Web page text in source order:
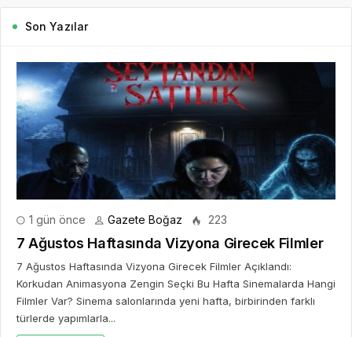
Son Yazılar
1 gün önce Gazete Boğaz 223
7 Ağustos Haftasında Vizyona Girecek Filmler
7 Ağustos Haftasında Vizyona Girecek Filmler Açıklandı:
Korkudan Animasyona Zengin Seçki Bu Hafta Sinemalarda Hangi
Filmler Var? Sinema salonlarında yeni hafta, birbirinden farklı
türlerde yapımlarla...